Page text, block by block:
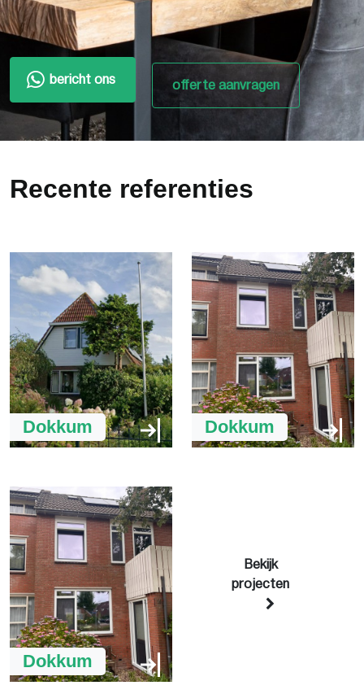
bericht ons offerte aanvragen
Recente referenties
Dokkum Dokkum
Dokkum
Bekijk
projecten